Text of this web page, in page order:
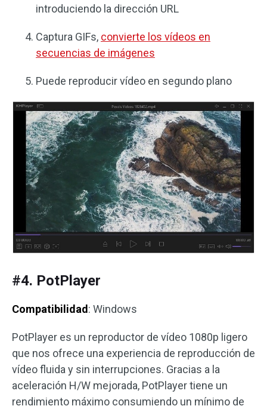
introduciendo la dirección URL
Captura GIFs, convierte los vídeos en
secuencias de imágenes
Puede reproducir vídeo en segundo plano
#4. PotPlayer
Compatibilidad: Windows
PotPlayer es un reproductor de vídeo 1080p ligero
que nos ofrece una experiencia de reproducción de
vídeo fluida y sin interrupciones. Gracias a la
aceleración H/W mejorada, PotPlayer tiene un
rendimiento máximo consumiendo un mínimo de